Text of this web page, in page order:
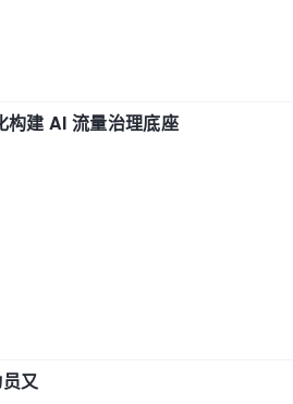
建 AI 流量治理底座
又